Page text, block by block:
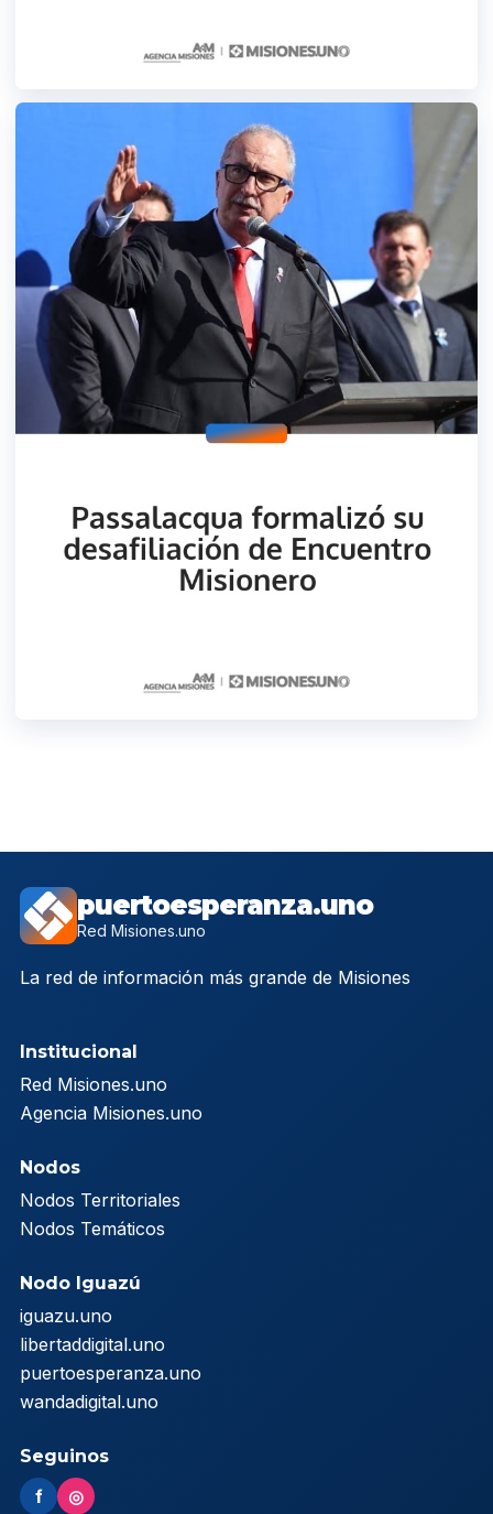
puertoesperanza.uno
Red Misiones.uno
La red de información más grande de Misiones
Institucional
Red Misiones.uno
Agencia Misiones.uno
Nodos
Nodos Territoriales
Nodos Temáticos
Nodo Iguazú
iguazu.uno
libertaddigital.uno
puertoesperanza.uno
wandadigital.uno
Seguinos
f ◎